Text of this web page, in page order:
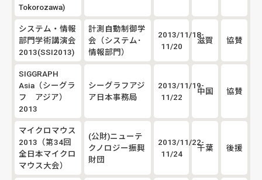
Tokorozawa)
システム・情報
部門学術講演会
2013(SSI2013)
計測自動制御学
会（システム･
情報部門）
2013/11/18-
11/20
滋賀 協賛
SIGGRAPH
Asia（シーグラ
フ アジア）
2013
シーグラフアジ
ア日本事務局
2013/11/19-
11/22
中国 協賛
マイクロマウス
2013（第34回
全日本マイクロ
マウス大会）
(公財)ニューテ
クノロジー振興
財団
2013/11/22-
11/24
千葉 後援